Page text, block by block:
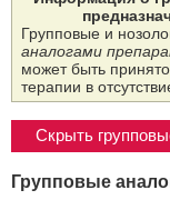
Групповые и
аналогами
может быть
терапии в
Скрыть
Групповые